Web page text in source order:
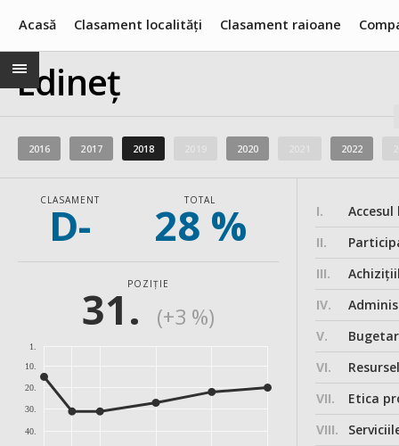
Acasă Clasament localități Clasament raioane
Edineț
2016 2017 2018 2020 2022
CLASAMENT
D- TOTAL
28 %
POZIȚIE
31. (+3 %)
1.
10.
20.
30.
40.
I.
II.
III.
IV.
V.
VI.
VII.
Etica
VIII.